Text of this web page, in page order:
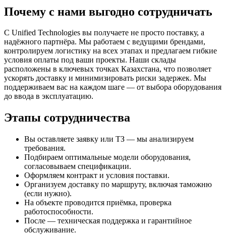
Почему с нами выгодно сотрудничать
С Unified Technologies вы получаете не просто поставку, а
надёжного партнёра. Мы работаем с ведущими брендами,
контролируем логистику на всех этапах и предлагаем гибкие
условия оплаты под ваши проекты. Наши склады
расположены в ключевых точках Казахстана, что позволяет
ускорять доставку и минимизировать риски задержек. Мы
поддерживаем вас на каждом шаге — от выбора оборудования
до ввода в эксплуатацию.
Этапы сотрудничества
Вы оставляете заявку или ТЗ — мы анализируем
требования.
Подбираем оптимальные модели оборудования,
согласовываем спецификации.
Оформляем контракт и условия поставки.
Организуем доставку по маршруту, включая таможню
(если нужно).
На объекте проводится приёмка, проверка
работоспособности.
После — техническая поддержка и гарантийное
обслуживание.